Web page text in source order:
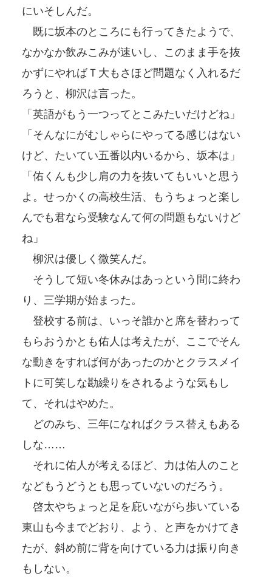
にいそしんだ。
既に坂本のところにも行ってきたようで、
なかなか飲みこみが速いし、このまま手を抜
かずにやればＴ大もさほど問題なく入れるだ
ろうと、柳沢は言った。
「英語がもう一つってとこみたいだけどね」
「そんなにがむしゃらにやってる感じはない
けど、たいてい五番以内いるから、坂本は」
「佑くんも少し肩の力を抜いてもいいと思う
よ。せっかくの高校生活、もうちょっと楽し
んでも君なら受験なんて何の問題もないけど
ね」
柳沢は優しく微笑んだ。
そうして短い冬休みはあっという間に終わ
り、三学期が始まった。
登校する前は、いっそ誰かと席を替わって
もらおうかとも佑人は考えたが、ここでそん
な動きをすれば何があったのかとクラスメイ
トに可笑しな勘繰りをされるような気もし
て、それはやめた。
どのみち、三年になればクラス替えもある
しな……
それに佑人が考えるほど、力は佑人のこと
などもうどうとも思っていないのだろう。
啓太やちょっと足を庇いながら歩いている
東山も今までどおり、よう、と声をかけてき
たが、斜め前に背を向けている力は振り向き
もしない。